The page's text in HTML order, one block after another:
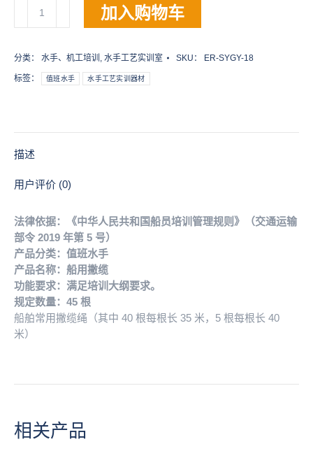
缆
量
加入购物车
分类： 水手、机工培训 水手工艺实训室 SKU： ER-SYGY-18
标签： 值班水手 水手工艺实训器材
描述
用户评价 (0)
法律依据：《中华人民共和国船员培训管理规则》（交通运输
部令 2019 年第 5 号）
产品分类：值班水手
产品名称：船用撇缆
功能要求：满足培训大纲要求。
规定数量：45 根
船舶常用撇缆绳（其中 40 根每根长 35 米，5 根每根长 40
米）
相关产品